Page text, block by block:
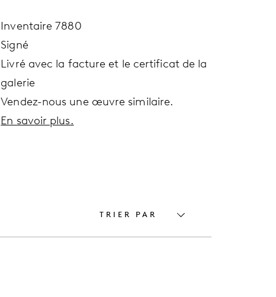
Inventaire 7880
Signé
Livré avec la facture et le certificat de la
galerie
Vendez-nous une œuvre similaire.
En savoir plus.
TRIER PAR